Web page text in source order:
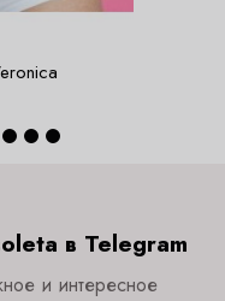
в Telegram
и интересное